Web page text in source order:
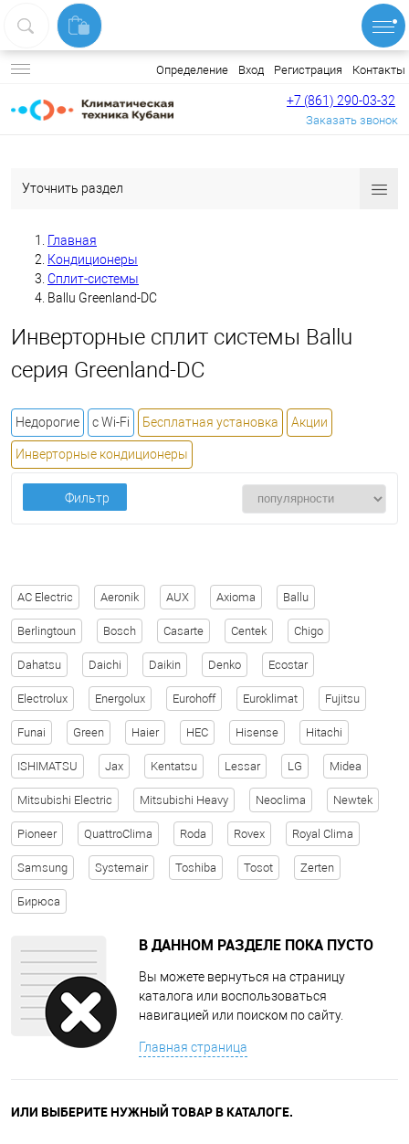
Определение Вход Регистрация Контакты
+7 (861) 290-03-32
Заказать звонок
Уточнить раздел
Главная
Кондиционеры
Сплит-системы
Ballu Greenland-DC
Инверторные сплит системы Ballu
серия Greenland-DC
Недорогие с Wi-Fi Бесплатная установка Акции
Инверторные кондиционеры
AC Electric Aeronik AUX Axioma Ballu
Berlingtoun Bosch Casarte Centek Chigo
Dahatsu Daichi Daikin Denko Ecostar
Electrolux Energolux Eurohoff Euroklimat Fujitsu
Funai Green Haier HEC Hisense Hitachi
ISHIMATSU Jax Kentatsu Lessar LG Midea
Mitsubishi Electric Mitsubishi Heavy Neoclima Newtek
Pioneer QuattroClima Roda Rovex Royal Clima
Samsung Systemair Toshiba Tosot Zerten
Бирюса
Фильтр
В ДАННОМ РАЗДЕЛЕ ПОКА ПУСТО
Вы можете вернуться на страницу
каталога или воспользоваться
навигацией или поиском по сайту.
Главная страница
ИЛИ ВЫБЕРИТЕ НУЖНЫЙ ТОВАР В КАТАЛОГЕ.